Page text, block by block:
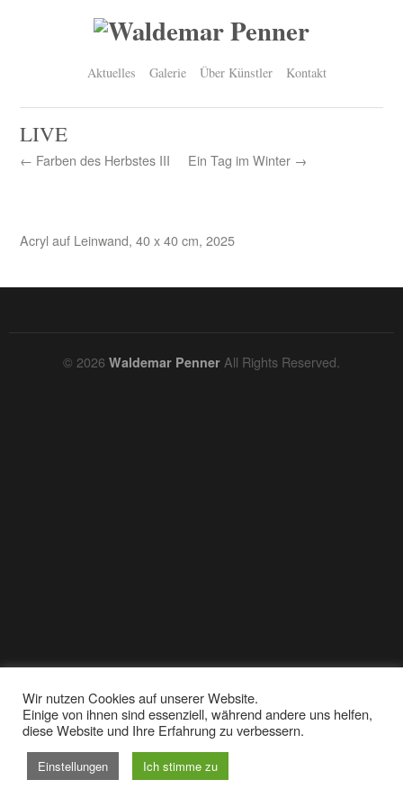
Aktuelles Galerie Über Künstler Kontakt
LIVE
← Farben des Herbstes III Ein Tag im Winter →
Acryl auf Leinwand, 40 x 40 cm, 2025
© 2026 Waldemar Penner All Rights Reserved.
Wir nutzen Cookies auf unserer Website.
Einige von ihnen sind essenziell, während andere uns helfen,
diese Website und Ihre Erfahrung zu verbessern.
Einstellungen Ich stimme zu